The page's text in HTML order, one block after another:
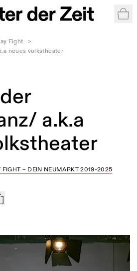
Fight
>
neues volkstheater
a.k.a
FIGHT – DEIN NEUMARKT 2019-2025